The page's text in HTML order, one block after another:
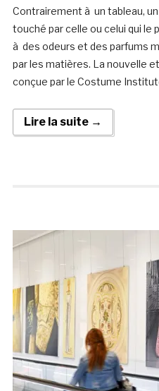
Contrairement à un tableau,
touché par celle ou celui qui
à des odeurs et des parfums
par les matières. La nouvelle
conçue par le Costume
Lire la suite →